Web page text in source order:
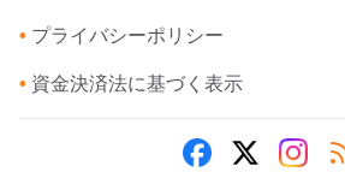
• プライバシーポリシー
• 資金決済法に基づく表示